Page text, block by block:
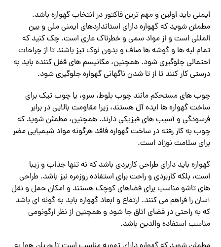
ایمنی باید اولین و مهم ترین فاکتور در انتخاب گهواره باشد.
مطمئن شوید که گهواره دارای استانداردهای ایمنی ملی و بین
المللی است و از مواد سمی و خطرناک عاری است. چک کنید که
تمام لبه ها و گوشه ها صاف و بدون نوک تیز باشند تا از جراحات
احتمالی جلوگیری شود. همچنین، مکانیسم های قفل کننده باید به
درستی کار کنند تا از تا شدن ناگهانی گهواره جلوگیری شود.
چوب های مستحکم مانند چوب بلوط، سرو، یا چوب تیک برای
ساخت گهواره ها ایده آل هستند، زیرا مقاومت بالایی در برابر
فرسودگی و آسیب های فیزیکی دارند. همچنین، مطمئن شوید که
چوب به کار رفته در ساخت گهواره فاقد هرگونه مواد شیمیایی مضر
برای سلامت نوزاد است.
گهواره باید دارای طراحی کاربردی باشد که نه تنها جذاب و زیبا
است، بلکه کاربردی و راحت برای استفاده روزمره نیز باشد. طراحی
های تاشو مناسب برای فضاهای کوچک هستند و امکان حمل و نقل
آسان را فراهم می کنند. ارتفاع و ابعاد گهواره باید به گونه ای باشد
که به راحتی در فضای اتاق جا شود و همچنین از نظر ارگونومی
مناسب استفاده والدین باشد.